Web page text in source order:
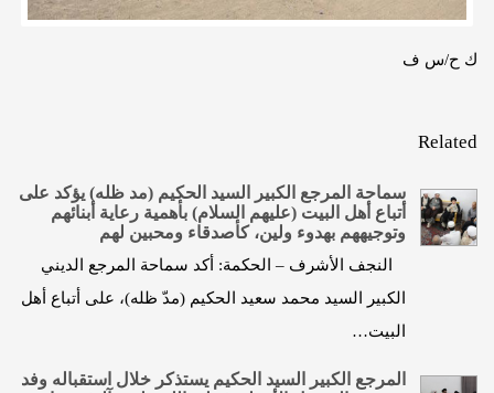
ك ح/س ف
Related
سماحة المرجع الكبير السيد الحكيم (مد ظله) يؤكد على
أتباع أهل البيت (عليهم السلام) بأهمية رعاية أبنائهم
وتوجيههم بهدوء ولين، كأصدقاء ومحبين لهم
النجف الأشرف – الحكمة: أكد سماحة المرجع الديني
الكبير السيد محمد سعيد الحكيم (مدّ ظله)، على أتباع أهل
البيت…
المرجع الكبير السيد الحكيم يستذكر خلال استقباله وفد